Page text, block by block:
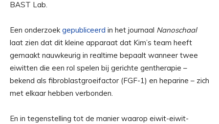
BAST Lab.
Een onderzoekgepubliceerd in het journaal Nanoschaal
laat zien dat dit kleine apparaat dat Kim’s team heeft
gemaakt nauwkeurig in realtime bepaalt wanneer twee
eiwitten die een rol spelen bij gerichte gentherapie –
bekend als fibroblastgroeifactor (FGF-1) en heparine – zich
met elkaar hebben verbonden.
En in tegenstelling tot de manier waarop eiwit-eiwit-